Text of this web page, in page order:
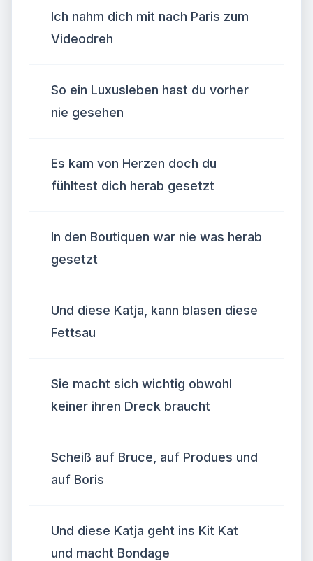
Ich nahm dich mit nach Paris zum
Videodreh
So ein Luxusleben hast du vorher
nie gesehen
Es kam von Herzen doch du
fühltest dich herab gesetzt
In den Boutiquen war nie was herab
gesetzt
Und diese Katja, kann blasen diese
Fettsau
Sie macht sich wichtig obwohl
keiner ihren Dreck braucht
Scheiß auf Bruce, auf Produes und
auf Boris
Und diese Katja geht ins Kit Kat
und macht Bondage